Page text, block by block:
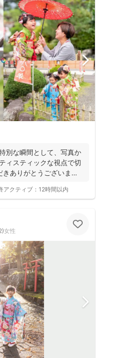
別な瞬間として、写真か
ィスティックな視点で切
ありがとうございま
アクティブ： 12時間以内
)女性